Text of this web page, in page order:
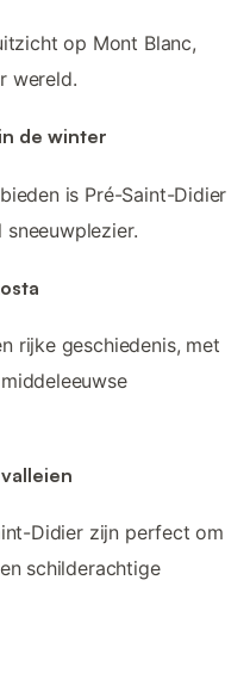
op Mont Blanc,
wereld.
de winter
is Pré-Saint-Didier
rijke geschiedenis, met
Didier zijn perfect om
schilderachtige